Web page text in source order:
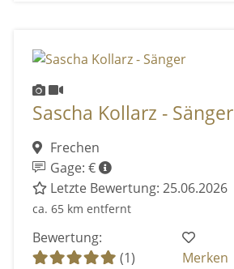
Sascha Kollarz - Sänger
Frechen
Gage: €
Letzte Bewertung: 25.06.2026
ca. 65 km entfernt
Bewertung:
(1)
Merken